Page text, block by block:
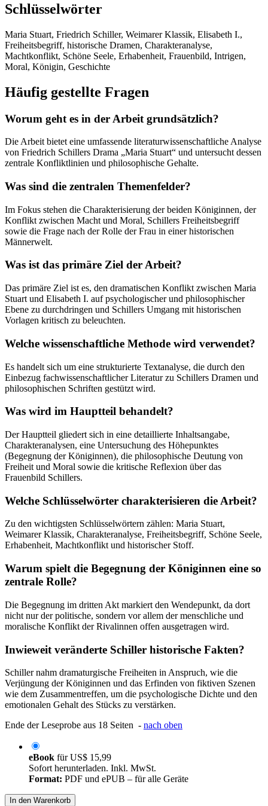
Schlüsselwörter
Maria Stuart, Friedrich Schiller, Weimarer Klassik, Elisabeth I.,
Freiheitsbegriff, historische Dramen, Charakteranalyse,
Machtkonflikt, Schöne Seele, Erhabenheit, Frauenbild, Intrigen,
Moral, Königin, Geschichte
Häufig gestellte Fragen
Worum geht es in der Arbeit grundsätzlich?
Die Arbeit bietet eine umfassende literaturwissenschaftliche Analyse
von Friedrich Schillers Drama „Maria Stuart“ und untersucht dessen
zentrale Konfliktlinien und philosophische Gehalte.
Was sind die zentralen Themenfelder?
Im Fokus stehen die Charakterisierung der beiden Königinnen, der
Konflikt zwischen Macht und Moral, Schillers Freiheitsbegriff
sowie die Frage nach der Rolle der Frau in einer historischen
Männerwelt.
Was ist das primäre Ziel der Arbeit?
Das primäre Ziel ist es, den dramatischen Konflikt zwischen Maria
Stuart und Elisabeth I. auf psychologischer und philosophischer
Ebene zu durchdringen und Schillers Umgang mit historischen
Vorlagen kritisch zu beleuchten.
Welche wissenschaftliche Methode wird verwendet?
Es handelt sich um eine strukturierte Textanalyse, die durch den
Einbezug fachwissenschaftlicher Literatur zu Schillers Dramen und
philosophischen Schriften gestützt wird.
Was wird im Hauptteil behandelt?
Der Hauptteil gliedert sich in eine detaillierte Inhaltsangabe,
Charakteranalysen, eine Untersuchung des Höhepunktes
(Begegnung der Königinnen), die philosophische Deutung von
Freiheit und Moral sowie die kritische Reflexion über das
Frauenbild Schillers.
Welche Schlüsselwörter charakterisieren die Arbeit?
Zu den wichtigsten Schlüsselwörtern zählen: Maria Stuart,
Weimarer Klassik, Charakteranalyse, Freiheitsbegriff, Schöne Seele,
Erhabenheit, Machtkonflikt und historischer Stoff.
Warum spielt die Begegnung der Königinnen eine so
zentrale Rolle?
Die Begegnung im dritten Akt markiert den Wendepunkt, da dort
nicht nur der politische, sondern vor allem der menschliche und
moralische Konflikt der Rivalinnen offen ausgetragen wird.
Inwieweit veränderte Schiller historische Fakten?
Schiller nahm dramaturgische Freiheiten in Anspruch, wie die
Verjüngung der Königinnen und das Erfinden von fiktiven Szenen
wie dem Zusammentreffen, um die psychologische Dichte und den
emotionalen Gehalt des Stücks zu verstärken.
Ende der Leseprobe aus 18 Seiten - nach oben
eBook fürUS$ 15,99
Sofort herunterladen. Inkl. MwSt.
Format: PDF und ePUB – für alle Geräte
In den Warenkorb